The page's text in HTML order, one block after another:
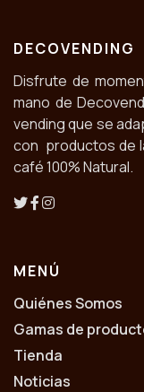
DECOVENDING
Disfrute de
mano de
vending que se
con productos de
café 100% Natural.
MENÚ
Quiénes Somos
Gamas de
Tienda
Noticias